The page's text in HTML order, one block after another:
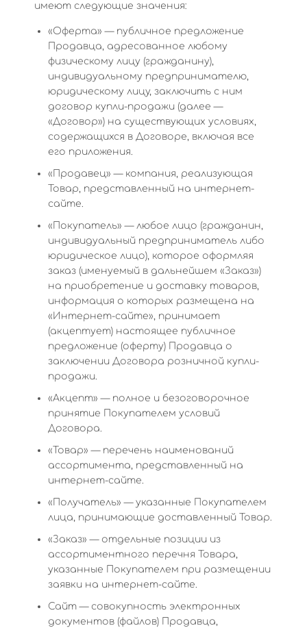
имеют следующие значения:
«Оферта» — публичное предложение
Продавца, адресованное любому
физическому лицу (гражданину),
индивидуальному предпринимателю,
юридическому лицу, заключить с ним
договор купли-продажи (далее —
«Договор») на существующих условиях,
содержащихся в Договоре, включая все
его приложения.
«Продавец» — компания, реализующая
Товар, представленный на интернет-
сайте.
«Покупатель» — любое лицо (гражданин,
индивидуальный предприниматель либо
юридическое лицо), которое оформляя
заказ (именуемый в дальнейшем «Заказ»)
на приобретение и доставку товаров,
информация о которых размещена на
«Интернет-сайте», принимает
(акцептует) настоящее публичное
предложение (оферту) Продавца о
заключении Договора розничной купли-
продажи.
«Акцепт» — полное и безоговорочное
принятие Покупателем условий
Договора.
«Товар» — перечень наименований
ассортимента, представленный на
интернет-сайте.
«Получатель» — указанные Покупателем
лица, принимающие доставленный Товар.
«Заказ» — отдельные позиции из
ассортиментного перечня Товара,
указанные Покупателем при размещении
заявки на интернет-сайте.
Сайт — совокупность электронных
документов (файлов) Продавца,